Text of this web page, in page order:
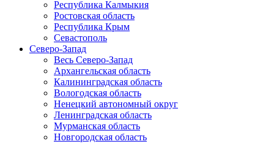
Республика Калмыкия
Ростовская область
Республика Крым
Севастополь
Северо-Запад
Весь Северо-Запад
Архангельская область
Калининградская область
Вологодская область
Ненецкий автономный округ
Ленинградская область
Мурманская область
Новгородская область